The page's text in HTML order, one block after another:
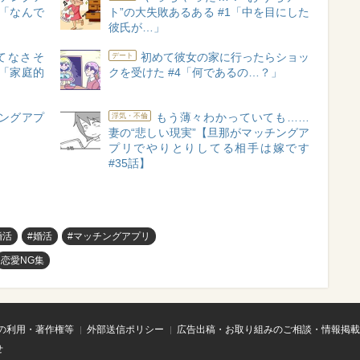
なんで
ト”の大失敗あるある #1「中を目にした
彼氏が…」
なさそ
家庭的
デート
初めて彼女の家に行ったらショッ
クを受けた #4「何であるの…？」
グアプ 浮気・不倫
もう薄々わかっていても……
妻の“悲しい現実”【旦那がマッチングア
プリでやりとりしてる相手は嫁です
#35話】
活 #婚活 #マッチングアプリ
恋愛NG集
利用・著作権等 外部送信ポリシー
広告出稿・お取り組みのご相談・情報掲